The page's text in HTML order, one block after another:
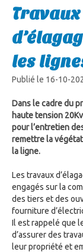
Culture Loisirs
Associations
Environnement
Infos pratiques
Travaux
les
Publié le 16-10-
Dans le cadre du
haute tension
pour l’entretien
remettre la
la ligne.
Les travaux
engagés sur la
des tiers et des
fourniture
Il est rappelé que
d’assurer des
leur propriété et